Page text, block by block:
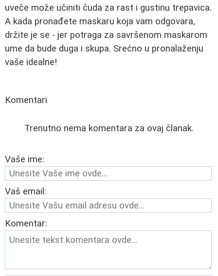
uveče može učiniti čuda za rast i gustinu trepavica.
A kada pronađete maskaru koja vam odgovara,
držite je se - jer potraga za savršenom maskarom
ume da bude duga i skupa. Srećno u pronalaženju
vaše idealne!
Komentari
Trenutno nema komentara za ovaj članak.
Vaše ime:
Vaš email:
Komentar: